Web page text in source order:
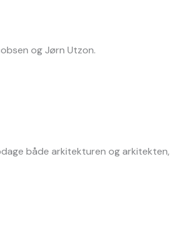
og Jørn Utzon.
både arkitekturen og arkitekten,